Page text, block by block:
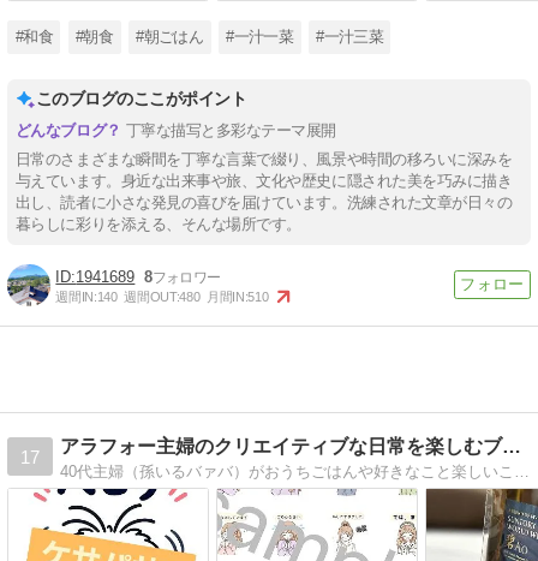
#和食 #朝食 #朝ごはん #一汁一菜 #一汁三菜
このブログのここがポイント
丁寧な描写と多彩なテーマ展開
日常のさまざまな瞬間を丁寧な言葉で綴り、風景や時間の移ろいに深みを
与えています。身近な出来事や旅、文化や歴史に隠された美を巧みに描き
出し、読者に小さな発見の喜びを届けています。洗練された文章が日々の
暮らしに彩りを添える、そんな場所です。
1941689 8
週間IN:140 週間OUT:480 月間IN:510
17
アラフォー主婦のクリエイティブな日常を楽しむブログ